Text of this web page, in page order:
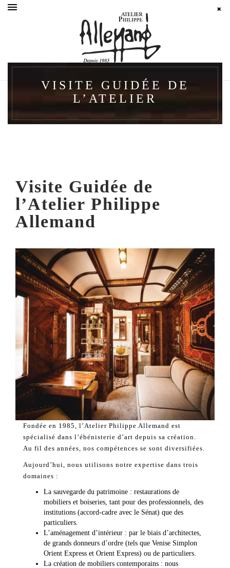
VISITE GUIDÉE DE
L’ATELIER
Visite Guidée de
l’Atelier Philippe
Allemand
Fondée en 1985, l’Atelier Philippe Allemand est
spécialisé dans l’ébénisterie d’art depuis sa création.
Au fil des années, nos compétences se sont diversifiées.
Aujourd’hui, nous utilisons notre expertise dans trois
domaines :
La sauvegarde du patrimoine : restaurations de
mobiliers et boiseries, tant pour des professionnels, des
institutions (accord-cadre avec le Sénat) que des
particuliers.
L’aménagement d’intérieur : par le biais d’architectes,
de grands donneurs d’ordre (tels que Venise Simplon
Orient Express et Orient Express) ou de particuliers.
La création de mobiliers contemporains : nous